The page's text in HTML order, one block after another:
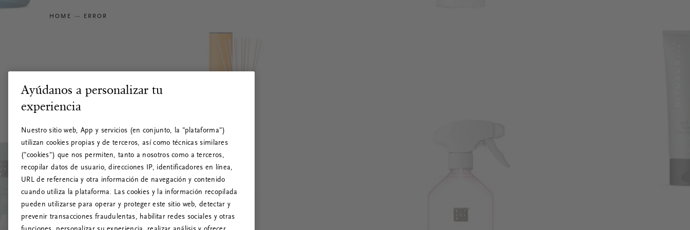
HOME ERROR
Ayúdanos a personalizar tu
experiencia
Nuestro sitio web, App y servicios (en conjunto, la "plataforma")
utilizan cookies propias y de terceros, así como técnicas similares
("cookies") que nos permiten, tanto a nosotros como a terceros,
recopilar datos de usuario, direcciones IP, identificadores en línea,
URL de referencia y otra información de navegación y contenido
cuando utiliza la plataforma. Las cookies y la información recopilada
pueden utilizarse para operar y proteger este sitio web, detectar y
prevenir transacciones fraudulentas, habilitar redes sociales y otras